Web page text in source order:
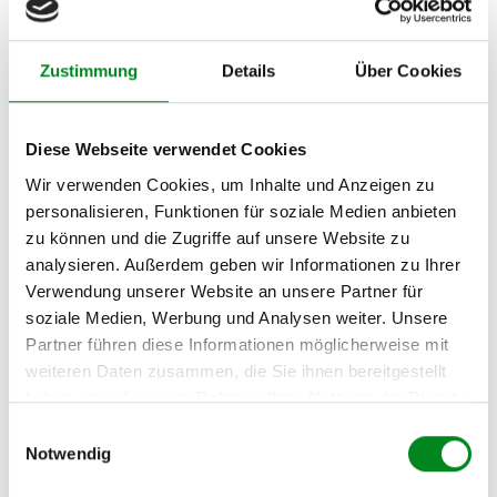
Zustimmung Details Über Cookies
Diese Webseite verwendet Cookies
Wir verwenden Cookies, um Inhalte und Anzeigen zu
personalisieren, Funktionen für soziale Medien anbieten
zu können und die Zugriffe auf unsere Website zu
analysieren. Außerdem geben wir Informationen zu Ihrer
Verwendung unserer Website an unsere Partner für
soziale Medien, Werbung und Analysen weiter. Unsere
Partner führen diese Informationen möglicherweise mit
weiteren Daten zusammen, die Sie ihnen bereitgestellt
haben oder die sie im Rahmen Ihrer Nutzung der Dienste
Notwendig
Hersteller/EU Verantwortliche
Person
Unternehmensname:
TMC Turbolader Manufaktur Coesfeld
Adresse:
Am Wasserturm 55, Coesfeld, NRW, 48653, DE
E-Mail:
info@tmc-turbo.de
Telefon:
02541/8483601
Aufbereitungsprozess unserer